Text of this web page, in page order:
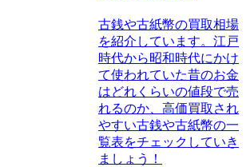
古銭や古紙幣の買取相場
を紹介しています。江戸
時代から昭和時代にかけ
て使われていた昔のお金
はどれくらいの値段で売
れるのか、高価買取され
やすい古銭や古紙幣の一
覧表をチェックしていき
ましょう！